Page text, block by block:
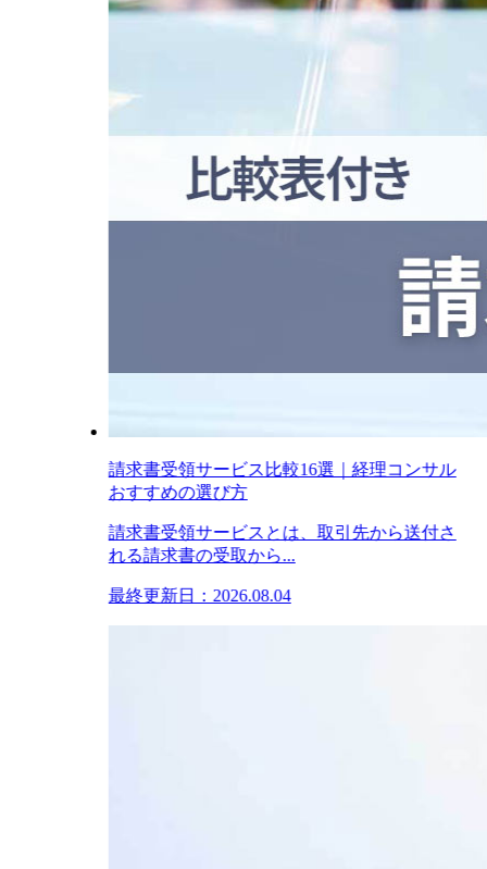
請求書受領サービス比較16選｜経理コンサル
おすすめの選び方
請求書受領サービスとは、取引先から送付さ
れる請求書の受取から...
最終更新日：2026.08.04